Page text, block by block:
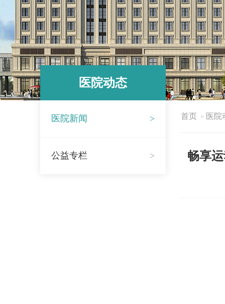
医院动态
医院新闻 >
公益专栏 >
首页 > 医院
畅享